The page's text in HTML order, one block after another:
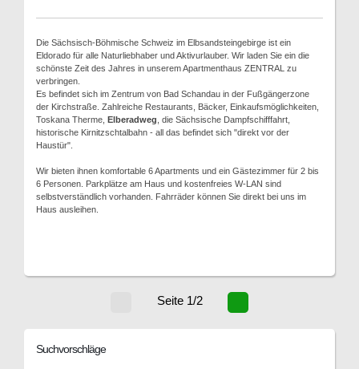
Die Sächsisch-Böhmische Schweiz im Elbsandsteingebirge ist ein
Eldorado für alle Naturliebhaber und Aktivurlauber. Wir laden Sie ein die
schönste Zeit des Jahres in unserem Apartmenthaus ZENTRAL zu
verbringen.
Es befindet sich im Zentrum von Bad Schandau in der Fußgängerzone
der Kirchstraße. Zahlreiche Restaurants, Bäcker, Einkaufsmöglichkeiten,
Toskana Therme, Elberadweg , die Sächsische Dampfschifffahrt,
historische Kirnitzschtalbahn - all das befindet sich "direkt vor der
Haustür".
Wir bieten ihnen komfortable 6 Apartments und ein Gästezimmer für 2 bis
6 Personen. Parkplätze am Haus und kostenfreies W-LAN sind
selbstverständlich vorhanden. Fahrräder können Sie direkt bei uns im
Haus ausleihen.
Seite 1/2
Suchvorschläge